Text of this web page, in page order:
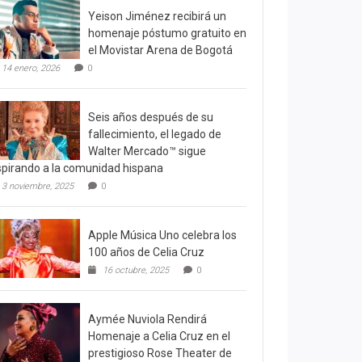
Yeison Jiménez recibirá un
homenaje póstumo gratuito en
el Movistar Arena de Bogotá
14 enero, 2026 0
Seis años después de su
fallecimiento, el legado de
Walter Mercado™ sigue
a la comunidad hispana
3 noviembre, 2025 0
Apple Música Uno celebra los
100 años de Celia Cruz
16 octubre, 2025 0
Aymée Nuviola Rendirá
Homenaje a Celia Cruz en el
prestigioso Rose Theater de